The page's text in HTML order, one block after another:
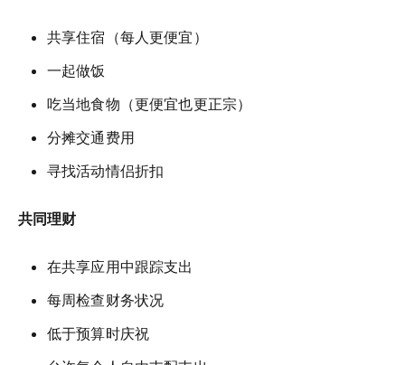
共享住宿（每人更便宜）
一起做饭
吃当地食物（更便宜也更正宗）
分摊交通费用
寻找活动情侣折扣
共同理财
在共享应用中跟踪支出
每周检查财务状况
低于预算时庆祝